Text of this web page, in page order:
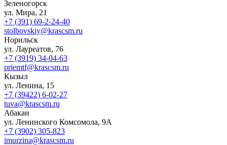
Зеленогорск
ул. Мира, 21
+7 (391) 69-2-24-40
stolbovskiy@krascsm.ru
Норильск
ул. Лауреатов, 76
+7 (3919) 34-04-63
priemtf@krascsm.ru
Кызыл
ул. Ленина, 15
+7 (39422) 6-02-27
tuva@krascsm.ru
Абакан
ул. Ленинского Комсомола, 9А
+7 (3902) 305-823
imurzina@krascsm.ru